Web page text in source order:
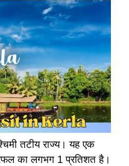
तटीय राज्य। यह एक
का लगभग 1 प्रतिशत है।